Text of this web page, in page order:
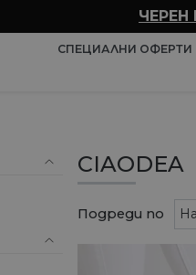
ЧЕРЕН
СПЕЦИАЛНИ ОФЕРТИ
CIAODEA
Подреди по